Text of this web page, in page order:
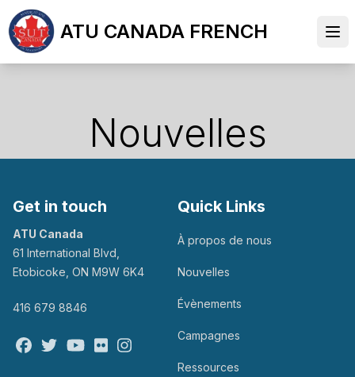
Skip
to
main
content
ATU CANADA FRENCH
Nouvelles
Get in touch
ATU Canada
61 International Blvd,
Etobicoke, ON M9W 6K4
416 679 8846
Facebook
TwitterYoutube
Flickr @atu_canada
Quick Links
À propos de nous
Nouvelles
Évènements
Campagnes
Ressources